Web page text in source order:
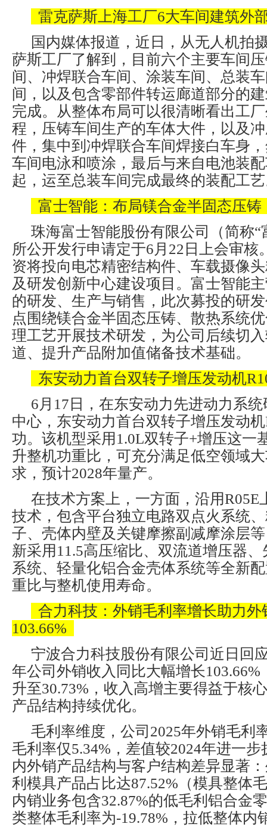
雷克萨斯上海工厂6大车间建筑外
国内媒体报道，近日，从无人机拍
萨斯工厂了解到，目前六个主要车间
间、冲焊联合车间、涂装车间、总装
间，以及包含零部件转运廊道部分的
完成。从整体布局可以很清晰看出工
程，压铸车间生产的车体大件，以及
件，集中到冲焊联合车间焊接白车身
车间电泳和喷涂，最后与来自电池装
起，运至总装车间完成最终的装配工
富士智能：布局镁合金半固态压铸
珠海富士智能股份有限公司（简称“
所公开发行申请定于6月22日上会审核
资将投向电芯精密结构件、车载摄像
及研发创新中心建设项目。富士智能
的研发、生产与销售，此次募投的研
点围绕镁合金半固态压铸、散热系统
理工艺开展技术研发，为公司后续切
道、提升产品附加值储备技术基础。
东安动力首台双转子增压发动机
6月17日，在东安动力先进动力系
中心，东安动力首台双转子增压发动
功。该机型采用1.0L双转子+增压这一
升整机功重比，可充分满足低空领域
求，预计2028年量产。
在技术方案上，一方面，沿用R05E
技术，包含平台独立电路双点火系统
子、壳体内壁及关键摩擦副减摩涂层
新采用11.5高压缩比、双流道增压器
系统、轻量化铝合金壳体系统等全新
重比与整机使用寿命。
合力科技：外销毛利率增长助力外
103.66%
宁波合力科技股份有限公司近日回
年公司外销收入同比大幅增长
升至30.73%，收入高增主要得益于核
产品结构持续优化。
毛利率维度，公司2025年外销毛利
毛利率仅5.34%，差值较2024年进一
内外销产品结构与客户结构差异显著
利模具产品占比达87.52%（模具整体
内销业务包含32.87%的低毛利铝合金
类整体毛利率为-19.78%，拉低整体内